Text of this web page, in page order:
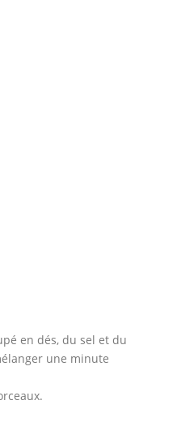
en dés, du sel et du
une minute